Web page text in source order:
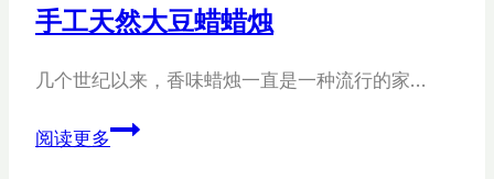
手工天然大豆蜡蜡烛
几个世纪以来，香味蜡烛一直是一种流行的家…
阅读更多手